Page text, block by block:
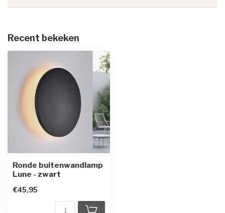
Recent bekeken
Ronde buitenwandlamp
Lune - zwart
€45,95